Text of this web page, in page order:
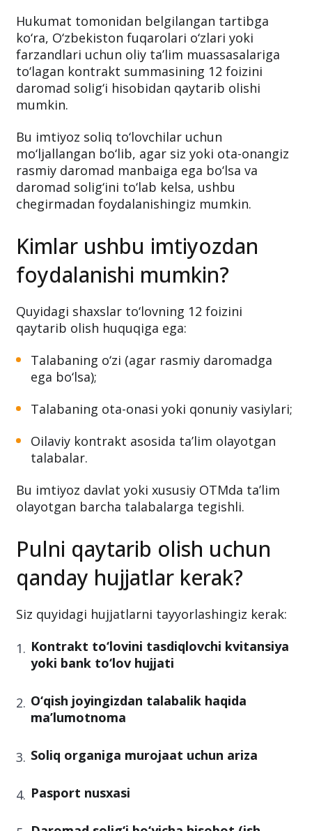
Hukumat tomonidan belgilangan tartibga
ko‘ra, O‘zbekiston fuqarolari o‘zlari yoki
farzandlari uchun oliy ta’lim muassasalariga
to‘lagan kontrakt summasining 12 foizini
daromad solig‘i hisobidan qaytarib olishi
mumkin.
Bu imtiyoz soliq to‘lovchilar uchun
mo‘ljallangan bo‘lib, agar siz yoki ota-onangiz
rasmiy daromad manbaiga ega bo‘lsa va
daromad solig‘ini to‘lab kelsa, ushbu
chegirmadan foydalanishingiz mumkin.
Kimlar ushbu imtiyozdan
foydalanishi mumkin?
Quyidagi shaxslar to‘lovning 12 foizini
qaytarib olish huquqiga ega:
Talabaning o‘zi (agar rasmiy daromadga
ega bo‘lsa);
Talabaning ota-onasi yoki qonuniy vasiylari;
Oilaviy kontrakt asosida ta’lim olayotgan
talabalar.
Bu imtiyoz davlat yoki xususiy OTMda ta’lim
olayotgan barcha talabalarga tegishli.
Pulni qaytarib olish uchun
qanday hujjatlar kerak?
Siz quyidagi hujjatlarni tayyorlashingiz kerak:
Kontrakt to‘lovini tasdiqlovchi kvitansiya
yoki bank to‘lov hujjati
O‘qish joyingizdan talabalik haqida
ma’lumotnoma
Soliq organiga murojaat uchun ariza
Pasport nusxasi